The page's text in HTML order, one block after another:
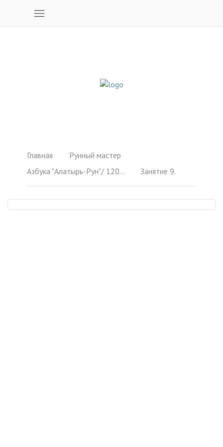
Главная
Рунный мастер
Азбука "Алатырь-Рун"/ 120 образов
Занятие 9.